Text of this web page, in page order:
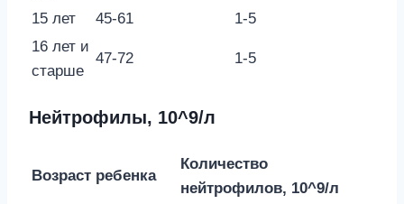
15 лет 45-61
1-5
16 лет и
старше
47-72 1-5
Нейтрофилы, 10^9/л
Возраст ребенка
Количество
нейтрофилов, 10^9/л